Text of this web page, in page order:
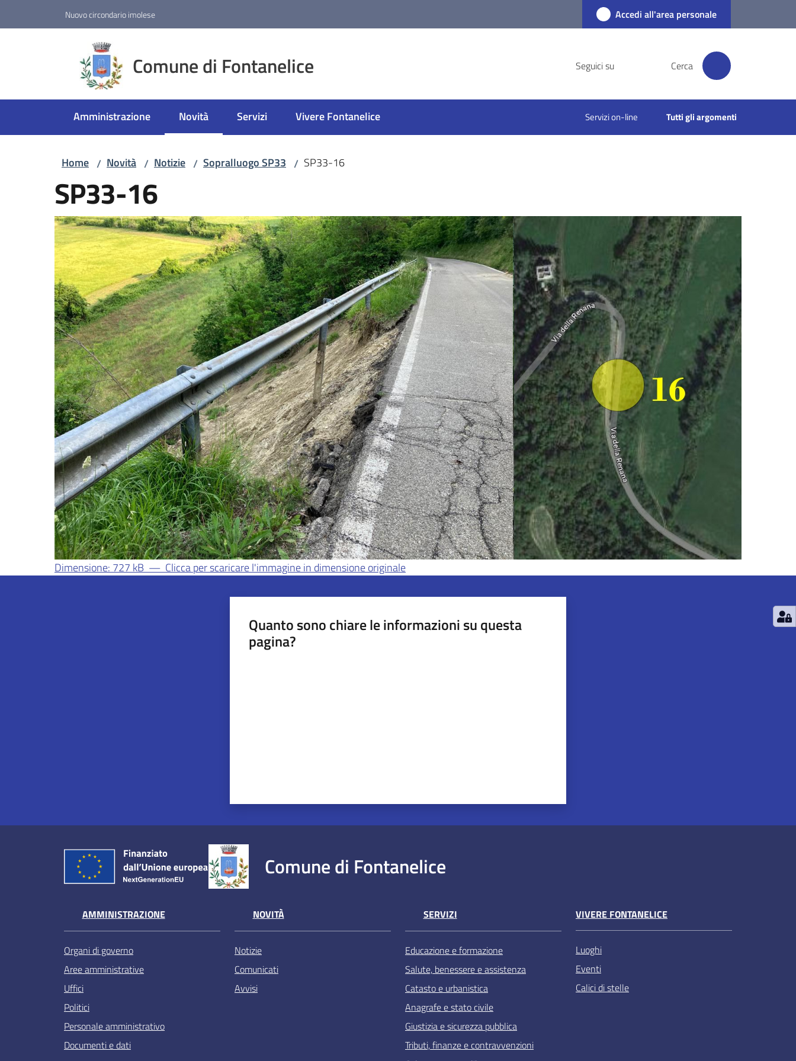
Nuovo circondario imolese Accedi all'area personale
Comune di Fontanelice Seguici su Cerca
Amministrazione Novità
Menu selezionato
Servizi Vivere Fontanelice Servizi on-line Tutti gli argomenti
Home / Novità / Notizie / Sopralluogo SP33 / SP33-16
SP33-16
Dimensione: 727 kB — Clicca per scaricare l'immagine in dimensione originale
Quanto sono chiare le informazioni su questa
pagina?
Comune di Fontanelice
AMMINISTRAZIONE
Organi di governo
Aree amministrative
Uffici
Politici
Personale amministrativo
Documenti e dati
NOVITÀ
Notizie
Comunicati
Avvisi
SERVIZI
Educazione e formazione
Salute, benessere e assistenza
Catasto e urbanistica
Anagrafe e stato civile
Giustizia e sicurezza pubblica
Tributi, finanze e contravvenzioni
VIVERE FONTANELICE
Luoghi
Eventi
Calici di stelle